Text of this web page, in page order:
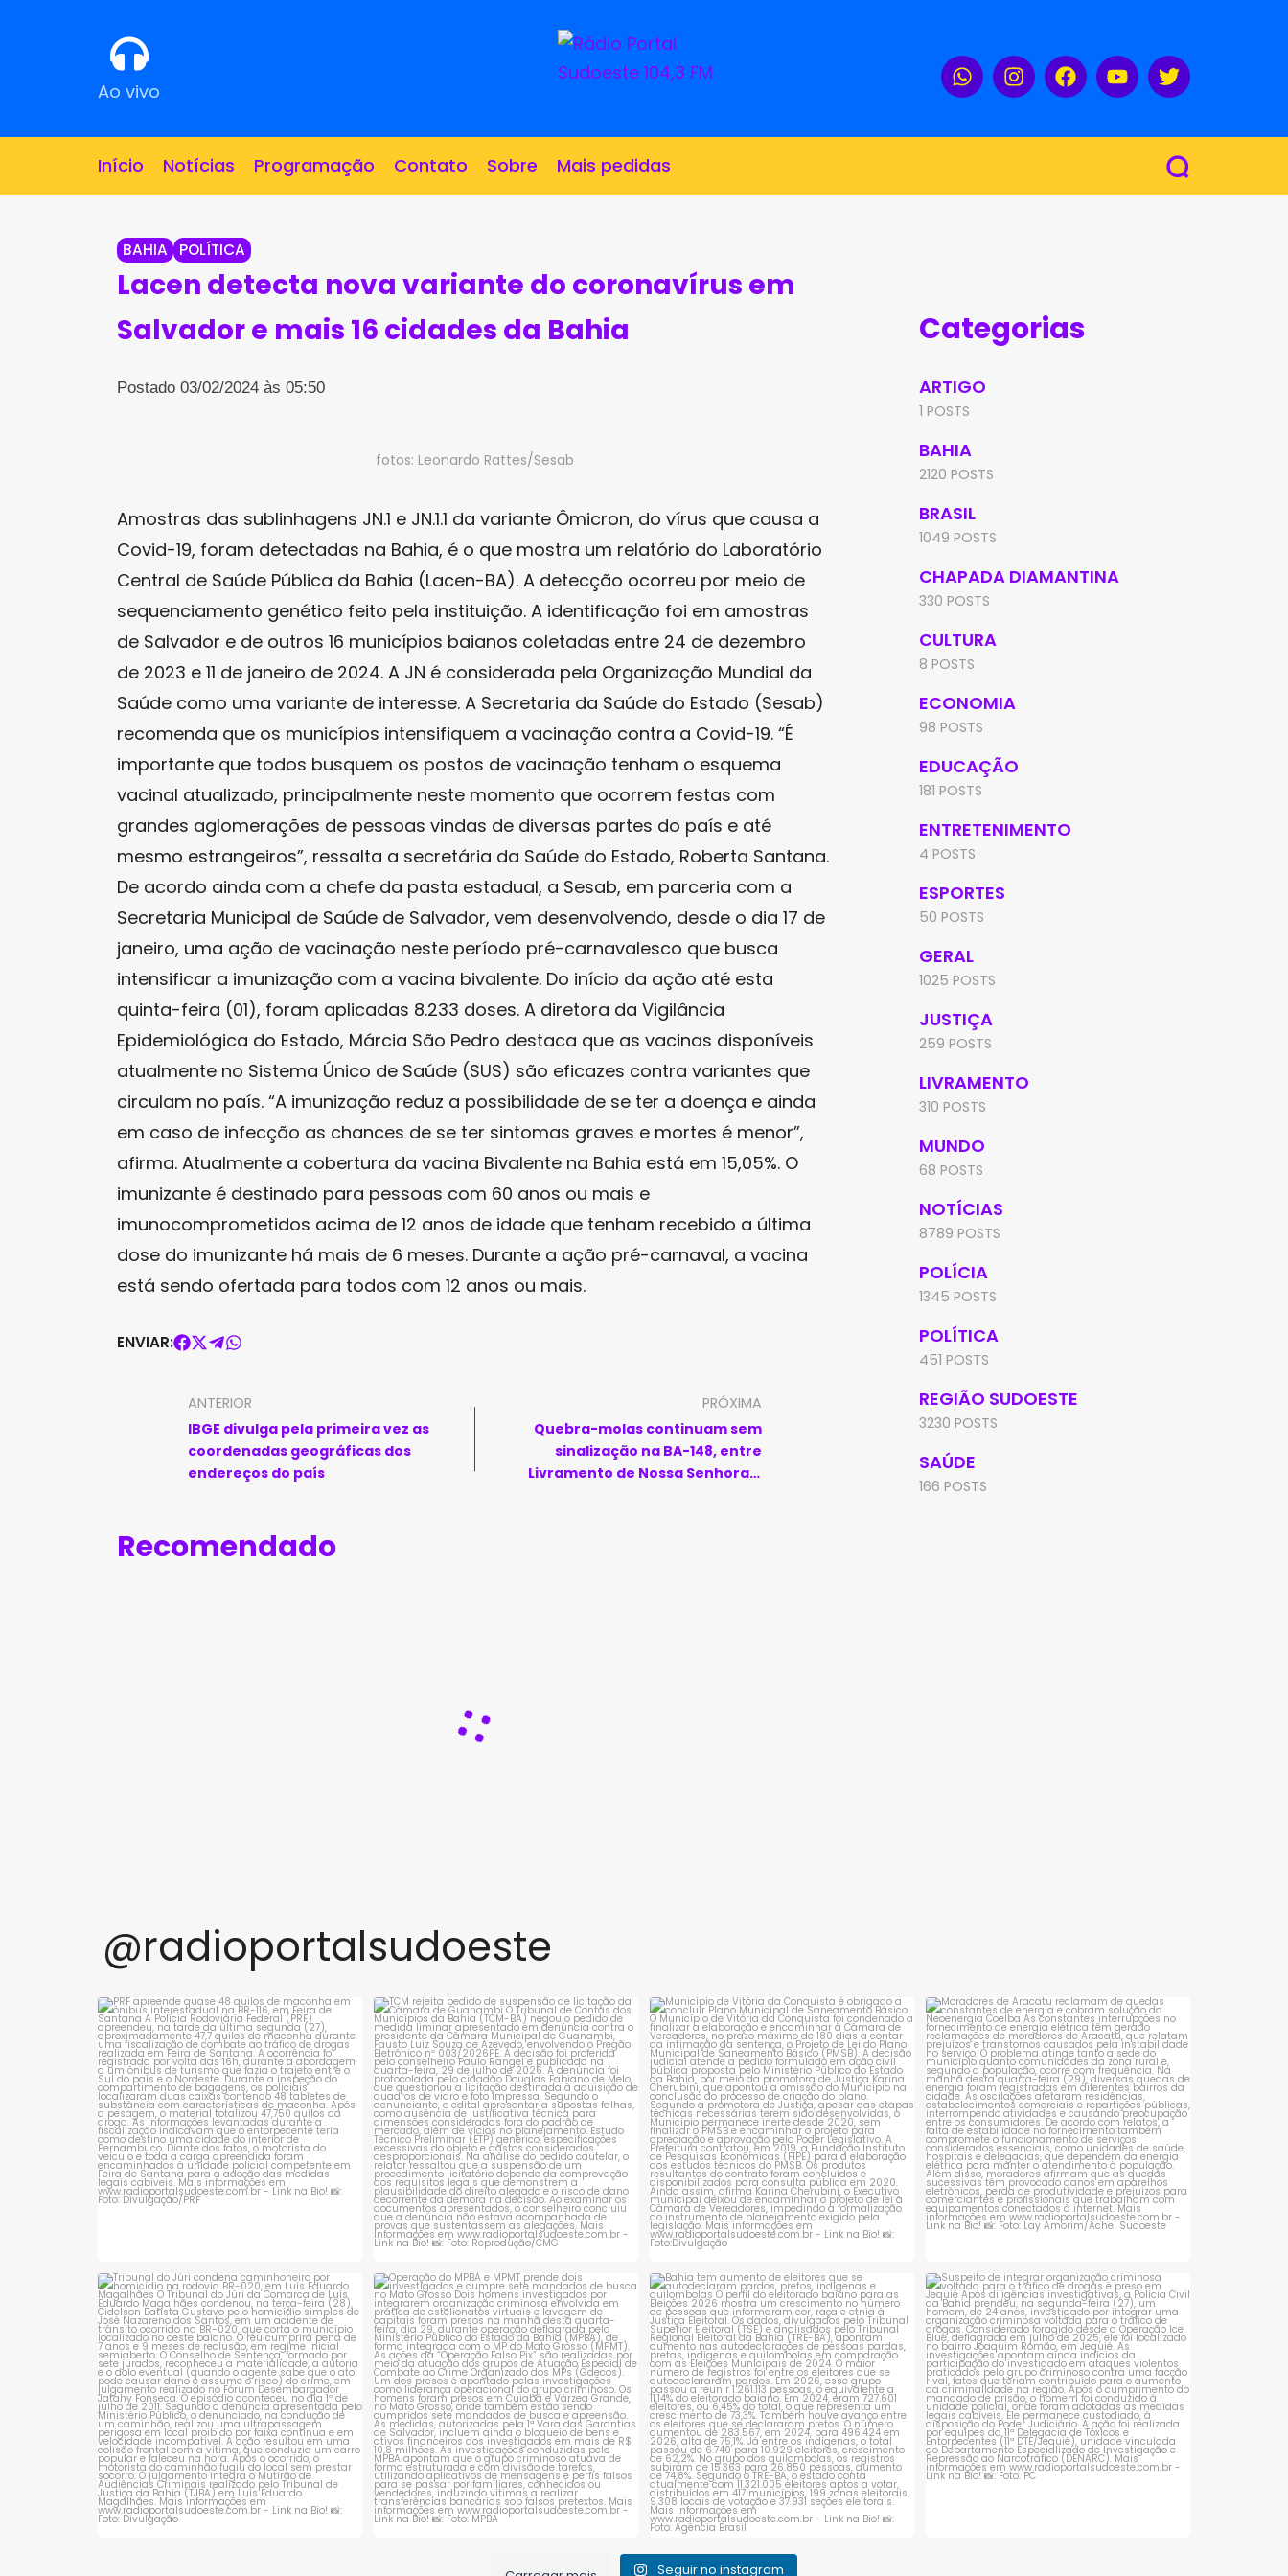
Ao vivo
Início Notícias Programação Contato Sobre Mais pedidas
BAHIA POLÍTICA
Lacen detecta nova variante do coronavírus em
Salvador e mais 16 cidades da Bahia
Postado 03/02/2024 às 05:50
fotos: Leonardo Rattes/Sesab
Amostras das sublinhagens JN.1 e JN.1.1 da variante Ômicron, do vírus que causa a
Covid-19, foram detectadas na Bahia, é o que mostra um relatório do Laboratório
Central de Saúde Pública da Bahia (Lacen-BA). A detecção ocorreu por meio de
sequenciamento genético feito pela instituição. A identificação foi em amostras
de Salvador e de outros 16 municípios baianos coletadas entre 24 de dezembro
de 2023 e 11 de janeiro de 2024. A JN é considerada pela Organização Mundial da
Saúde como uma variante de interesse. A Secretaria da Saúde do Estado (Sesab)
recomenda que os municípios intensifiquem a vacinação contra a Covid-19. “É
importante que todos busquem os postos de vacinação tenham o esquema
vacinal atualizado, principalmente neste momento que ocorrem festas com
grandes aglomerações de pessoas vindas de diversas partes do país e até
mesmo estrangeiros”, ressalta a secretária da Saúde do Estado, Roberta Santana.
De acordo ainda com a chefe da pasta estadual, a Sesab, em parceria com a
Secretaria Municipal de Saúde de Salvador, vem desenvolvendo, desde o dia 17 de
janeiro, uma ação de vacinação neste período pré-carnavalesco que busca
intensificar a imunização com a vacina bivalente. Do início da ação até esta
quinta-feira (01), foram aplicadas 8.233 doses. A diretora da Vigilância
Epidemiológica do Estado, Márcia São Pedro destaca que as vacinas disponíveis
atualmente no Sistema Único de Saúde (SUS) são eficazes contra variantes que
circulam no país. “A imunização reduz a possibilidade de se ter a doença e ainda
em caso de infecção as chances de se ter sintomas graves e mortes é menor”,
afirma. Atualmente a cobertura da vacina Bivalente na Bahia está em 15,05%. O
imunizante é destinado para pessoas com 60 anos ou mais e
imunocomprometidos acima de 12 anos de idade que tenham recebido a última
dose do imunizante há mais de 6 meses. Durante a ação pré-carnaval, a vacina
está sendo ofertada para todos com 12 anos ou mais.
ENVIAR:
ANTERIOR
IBGE divulga pela primeira vez as
coordenadas geográficas dos
endereços do país
PRÓXIMA
Quebra-molas continuam sem
sinalização na BA-148, entre
Livramento de Nossa Senhora e
Recomendado
Categorias
ARTIGO
1 POSTS
BAHIA
2120 POSTS
BRASIL
1049 POSTS
CHAPADA DIAMANTINA
330 POSTS
CULTURA
8 POSTS
ECONOMIA
98 POSTS
EDUCAÇÃO
181 POSTS
ENTRETENIMENTO
4 POSTS
ESPORTES
50 POSTS
GERAL
1025 POSTS
JUSTIÇA
259 POSTS
LIVRAMENTO
310 POSTS
MUNDO
68 POSTS
NOTÍCIAS
8789 POSTS
POLÍCIA
1345 POSTS
POLÍTICA
451 POSTS
REGIÃO SUDOESTE
3230 POSTS
SAÚDE
166 POSTS
@radioportalsudoeste
PRF apreende quase 48 quilos de maconha
em ônibus...
1 0
TCM rejeita pedido de suspensão de
licitação da...
1 0
Município de Vitória da Conquista é
obrigado a...
1 0
Moradores de Aracatu reclamam de
quedas constantes...
1 0
Tribunal do Júri condena caminhoneiro
por...
1 0
Operação do MPBA e MPMT prende dois
investigados e...
1 0
Bahia tem aumento de eleitores que se
autodeclaram...
1 0
Suspeito de integrar organização criminosa
voltada...
1 0
Seguir no instagram